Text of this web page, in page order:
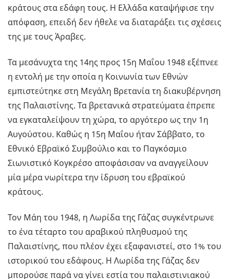
κράτους στα εδάφη τους. Η Ελλάδα καταψήφισε την
απόφαση, επειδή δεν ήθελε να διαταράξει τις σχέσεις
της με τους Άραβες.
Τα μεσάνυχτα της 14ης προς 15η Μαΐου 1948 εξέπνεε
η εντολή με την οποία η Κοινωνία των Εθνών
εμπιστεύτηκε στη Μεγάλη Βρετανία τη διακυβέρνηση
της Παλαιστίνης. Τα βρετανικά στρατεύματα έπρεπε
να εγκαταλείψουν τη χώρα, το αργότερο ως την 1η
Αυγούστου. Καθώς η 15η Μαΐου ήταν Σάββατο, το
Εθνικό Εβραϊκό Συμβούλιο και το Παγκόσμιο
Σιωνιστικό Κογκρέσο αποφάσισαν να αναγγείλουν
μία μέρα νωρίτερα την ίδρυση του εβραϊκού
κράτους.
Τον Μάη του 1948, η Λωρίδα της Γάζας συγκέντρωνε
το ένα τέταρτο του αραβικού πληθυσμού της
Παλαιστίνης, που πλέον έχει εξαφανιστεί, στο 1% του
ιστορικού του εδάφους. Η Λωρίδα της Γάζας δεν
μπορούσε παρά να γίνει εστία του παλαιστινιακού